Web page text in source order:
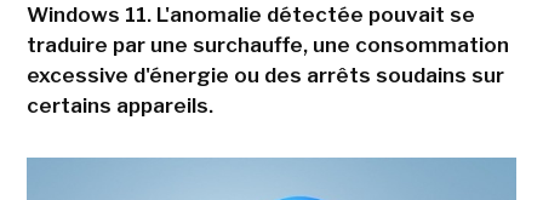
Windows 11. L'anomalie détectée pouvait se
traduire par une surchauffe, une consommation
excessive d'énergie ou des arrêts soudains sur
certains appareils.